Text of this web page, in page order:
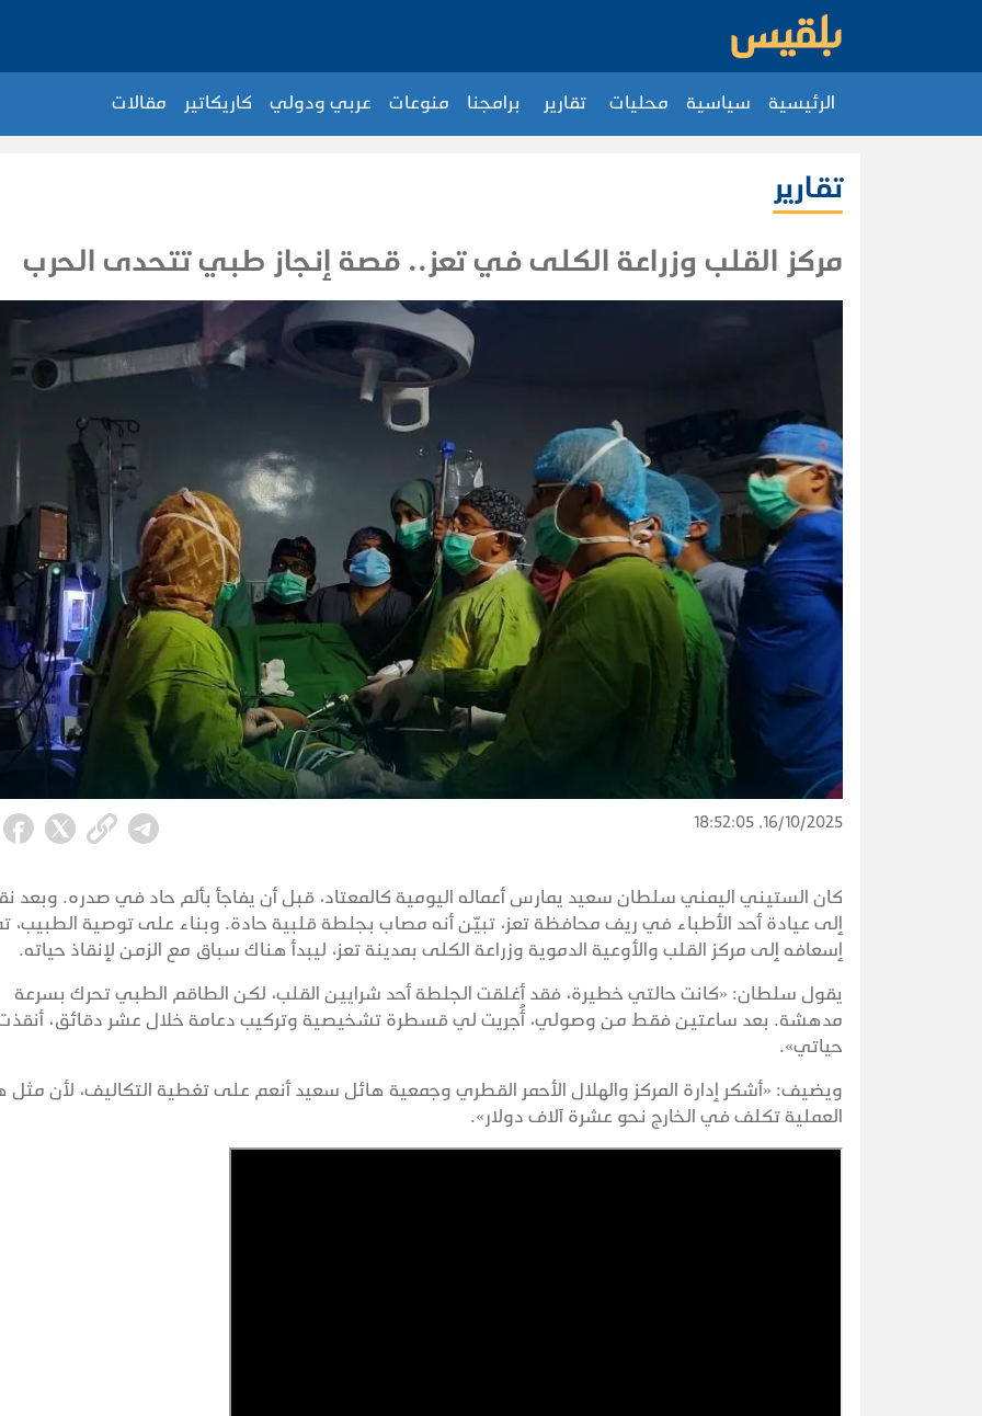
الرئيسية سياسية محليات تقارير برامجنا منوعات عربي ودولي كاريكاتير مقالات
تقارير
مركز القلب وزراعة الكلى في تعز.. قصة إنجاز طبي تتحدى الحرب
16/10/2025, 18:52:05
كان الستيني اليمني سلطان سعيد يمارس أعماله اليومية كالمعتاد، قبل أن يفاجأ بألم حاد في صدره. وبعد
إلى عيادة أحد الأطباء في ريف محافظة تعز، تبيّن أنه مصاب بجلطة قلبية حادة. وبناء على توصية الطبيب،
إسعافه إلى مركز القلب والأوعية الدموية وزراعة الكلى بمدينة تعز، ليبدأ هناك سباق مع الزمن لإنقاذ حياته.
يقول سلطان: «كانت حالتي خطيرة، فقد أغلقت الجلطة أحد شرايين القلب، لكن الطاقم الطبي تحرك بسرعة
مدهشة. بعد ساعتين فقط من وصولي، أُجريت لي قسطرة تشخيصية وتركيب دعامة خلال عشر دقائق،
حياتي».
ويضيف: «أشكر إدارة المركز والهلال الأحمر القطري وجمعية هائل سعيد أنعم على تغطية التكاليف، لأن مثل
العملية تكلف في الخارج نحو عشرة آلاف دولار».